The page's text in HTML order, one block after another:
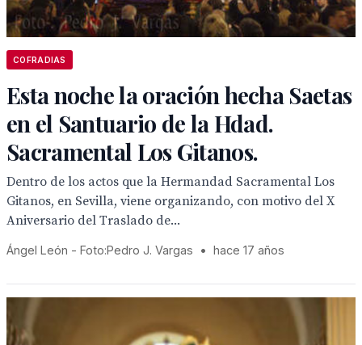
COFRADIAS
Esta noche la oración hecha Saetas
en el Santuario de la Hdad.
Sacramental Los Gitanos.
Dentro de los actos que la Hermandad Sacramental Los
Gitanos, en Sevilla, viene organizando, con motivo del X
Aniversario del Traslado de...
Ángel León - Foto:Pedro J. Vargas • hace 17 años